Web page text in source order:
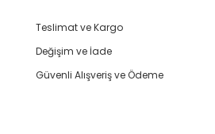
Teslimat ve Kargo
Değişim ve İade
Güvenli Alışveriş ve Ödeme